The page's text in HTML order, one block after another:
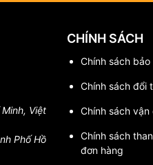
Việt
Phố Hồ
CHÍNH SÁCH
Chính sách bảo
Chính sách đổi
Chính sách vận
Chính sách
đơn hàng